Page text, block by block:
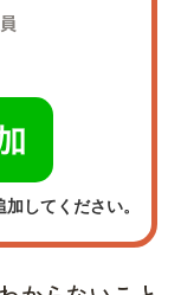
してください。